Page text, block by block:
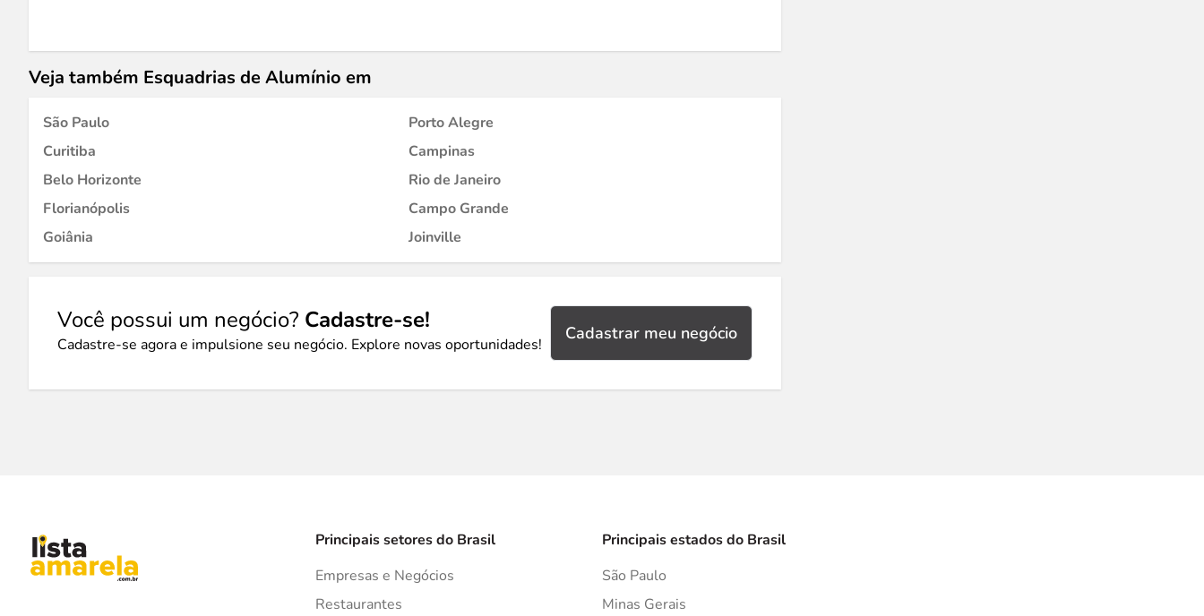
Veja também Esquadrias de Alumínio em
São Paulo
Porto Alegre
Curitiba
Campinas
Belo Horizonte
Rio de Janeiro
Florianópolis
Campo Grande
Goiânia
Joinville
Você possui um negócio? Cadastre-se!
Cadastre-se agora e impulsione seu negócio. Explore novas oportunidades!
Cadastrar meu negócio
Principais setores do Brasil
Empresas e Negócios
Restaurantes
Principais estados do Brasil
São Paulo
Minas Gerais